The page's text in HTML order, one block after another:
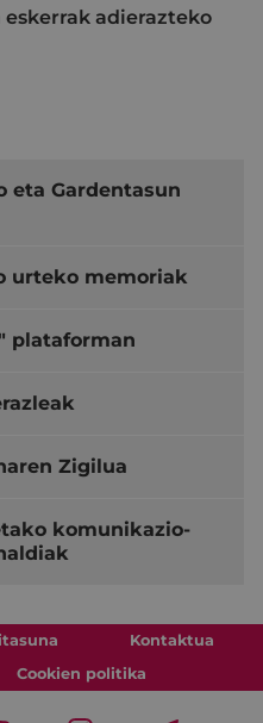
adierazteko
eta Gardentasun
urteko memoriak
plataforman
Zigilua
komunikazio-
Kontaktua
Cookien politika